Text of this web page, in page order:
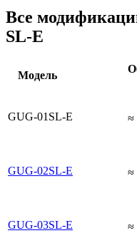
Все
SL-E
Модель
GUG-01SL-E ≈
GUG-02SL-E ≈
GUG-03SL-E ≈